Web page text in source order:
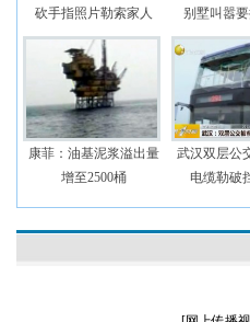
砍手指照片勒索家人
别墅叫嚣
康菲：油基泥浆溢出量
增至2500桶
武汉双层公
电缆勒破